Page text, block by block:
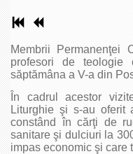
Membrii Permanenţei
profesori de teologie
săptămâna a V-a din
În cadrul acestor
Liturghie şi s-au oferit
constând în cărţi de
sanitare şi dulciuri la
impas economic şi care